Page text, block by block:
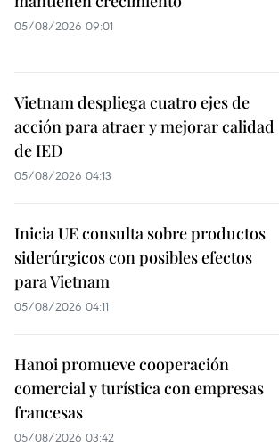
05/08/2026 09:01
Vietnam despliega cuatro ejes de
acción para atraer y mejorar calidad
de IED
05/08/2026 04:13
Inicia UE consulta sobre productos
siderúrgicos con posibles efectos
para Vietnam
05/08/2026 04:11
Hanoi promueve cooperación
comercial y turística con empresas
francesas
05/08/2026 03:42